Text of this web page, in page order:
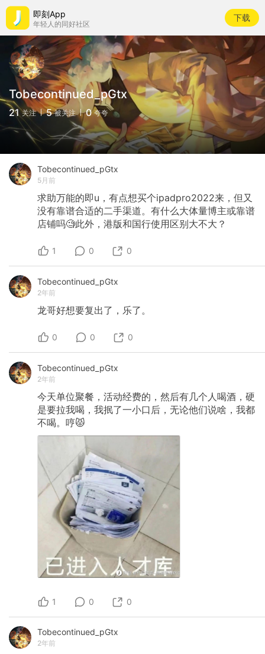
即刻App
年轻人的同好社区
下载
Tobecontinued_pGtx
21 关注 5 被关注 0 夸夸
Tobecontinued_pGtx
5月前
求助万能的即u，有点想买个ipadpro2022来，但又
没有靠谱合适的二手渠道。有什么大体量博主或靠谱
店铺吗🧐此外，港版和国行使用区别大不大？
1 0 0
Tobecontinued_pGtx
2年前
龙哥好想要复出了，乐了。
0 0 0
Tobecontinued_pGtx
2年前
今天单位聚餐，活动经费的，然后有几个人喝酒，硬
是要拉我喝，我抿了一小口后，无论他们说啥，我都
不喝。哼😾
1 0 0
Tobecontinued_pGtx
2年前